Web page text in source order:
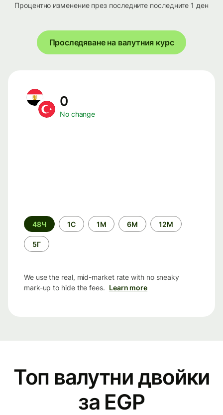
Процентно изменение през последните последните 1 ден
Проследяване на валутния курс
0
No change
Time
period
48Ч 1С 1М 6М 12М
5Г
We use the real, mid-market rate with no sneaky
mark-up to hide the fees. Learn more
Топ валутни двойки
за EGP